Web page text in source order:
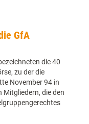
GfA
die 40
zu der die
November 94 in
Mitgliedern, die den